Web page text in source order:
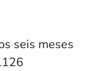
seis meses